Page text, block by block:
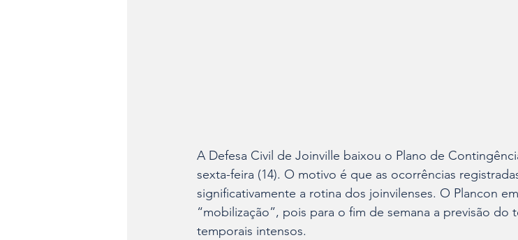
A Defesa Civil de Joinville baixou o Plano de
sexta-feira (14). O motivo é que as ocorrências
significativamente a rotina dos joinvilenses. O Plancon
“mobilização”, pois para o fim de semana a previsão do
temporais intensos.